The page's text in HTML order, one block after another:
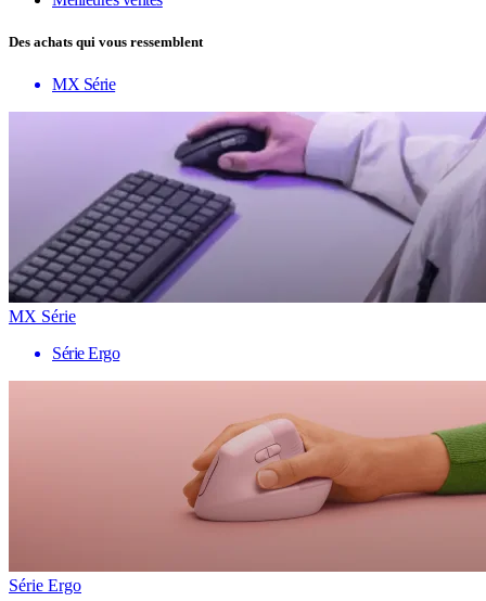
Des achats qui vous ressemblent
MX Série
MX Série
Série Ergo
Série Ergo